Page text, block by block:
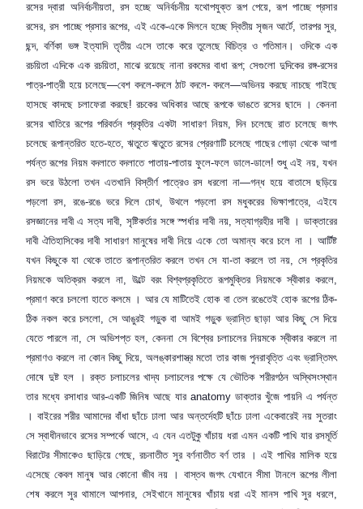
রসের দ্বারা অনির্বচনীয়তা,রস হচ্ছে অনির্বচনীয় যথোপযুক্ত রূপ পেয়ে,রূপ পাচ্ছে প্রসার
রসের,রস পাচ্ছে প্রসার রূপের, এই একে-একে মিলনে হচ্ছে দ্বিতীয় সৃজন আর্টে,তারপর সুর,
ছন্দ,বর্ণিকা ভঙ্গ ইত্যাদি তৃতীয় এসে তাকে করে তুলেছে বিচিত্র ও গতিমান। ওদিকে এক
রচয়িতা এদিকে এক রচয়িতা, মাঝে রয়েছে নানা রকমের বাধা রূপ; সেগুলো দুদিকের রঙ্গ-রসের
পাত্র-পাত্রী হয়ে চলেছে—বেশ বদলে-বদলে ঠাট বদলে- বদলে—অভিনয় করছে নাচছে গাইছে
হাসছে কাদছে চলাফেরা করছে! রচকের অধিকার আছে রূপকে ভাঙতে রসের ছাদে । কেননা
রসের খাতিরে রূপের পরিবর্তন প্রকৃতির একটা সাধারণ নিয়ম, দিন চলেছে রাত চলেছে জগৎ
চলেছে রূপান্তরিত হতে-হতে, ঋতুতে ঋতুতে রসের প্রেরণাটি চলেছে গাছের গোড়া থেকে আগা
পর্যন্ত রূপের নিয়ম বদলাতে বদলাতে পাতায়-পাতায় ফুলে-ফলে ডালে-ডালে! শুধু এই নয়,যখন
রস ভরে উঠলো তখন এতখানি বিস্তীর্ণ পাত্রেও রস ধরলো না—গন্ধ হয়ে বাতাসে ছড়িয়ে
পড়লো রস, রঙে-রঙে ভরে দিলে চোখ, উথলে পড়লো রস মধুকরের ভিক্ষাপাত্রে,এইযে
রসজ্ঞানের দাবী এ সত্য দাবী,সৃষ্টিকর্তার সঙ্গে স্পর্ধার দাবী নয়,সত্যাগ্রহীর দাবী । ডাক্তারের
দাবী ঐতিহাসিকের দাবী সাধারণ মানুষের দাবী নিয়ে একে তো অমান্য করে চলে না । আর্টিষ্ট
যখন কিছুকে যা থেকে তাতে রূপান্তরিত করলে তখন সে যা-তা করলে তা নয়, সে প্রকৃতির
নিয়মকে অতিক্রম করলে না, উল্টে বরং বিশ্বপ্রকৃতিতে রূপমুক্তির নিয়মকে স্বীকার করলে,
প্রমাণ করে চললো হাতে কলমে । আর যে মাটিতেই হোক বা তেল রঙেতেই হোক রূপের ঠিক-
ঠিক নকল করে চললো, সে আঙুরই গড়ুক বা আমই গড়ুক ভ্রান্তি ছাড়া আর কিছু সে দিয়ে
যেতে পারলে না, সে অভিশপ্ত হল,কেননা সে বিশ্বের চলাচলের নিয়মকে স্বীকার করলে না
প্রমাণও করলে না কোন কিছু দিয়ে,অলঙ্কারশাস্ত্র মতো তার কাজ পুনরাবৃত্তি এবং ভ্রান্তিমৎ
দোষে দুষ্ট হল । রক্ত চলাচলের খাদ্য চলাচলের পক্ষে যে ভৌতিক শরীরগঠন অস্থিসংস্থান
তার মধ্যে রসাধার আর-একটি জিনিষ আছে যার anatomy ডাক্তার খুঁজে পায়নি এ পর্যন্ত
। বাইরের শরীর আমাদের বাঁধা ছাঁচে ঢালা আর অন্তর্দেহটি ছাঁচে ঢালা একেবারেই নয় সুতরাং
সে স্বাধীনভাবে রসের সম্পর্কে আসে,এ যেন এতটুকু খাঁচায় ধরা এমন একটি পাখি যার রসমূর্তি
বিরাটের সীমাকেও ছাড়িয়ে গেছে,রচনাতীত সুর বর্ণনাতীত বর্ণ তার । এই পাখির মালিক হয়ে
এসেছে কেবল মানুষ আর কোনো জীব নয় । বাস্তব জগৎ যেখানে সীমা টানলে রূপের লীলা
শেষ করলে সুর থামালে আপনার, সেইখানে মানুষের খাঁচায় ধরা এই মানস পাখি সুর ধরলে,